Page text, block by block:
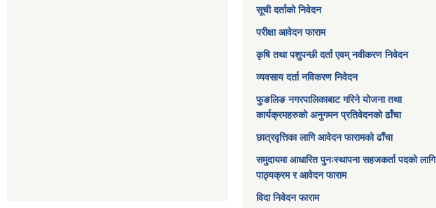
सूची दर्ताको निवेदन
परीक्षा आवेदन फाराम
कृषि तथा पशुपन्छी दर्ता एवम् नवीकरण निवेदन
व्यवसाय दर्ता नविकरण निवेदन
फुङलिङ नगरपालिकाबाट गरिने योजना तथा
कार्यक्रमहरुको अनुगमन प्रतिवेदनको ढाँचा
छात्रवृत्तिका लागि आवेदन फारामको ढाँचा
समुदायमा आधारित पुनःस्थापना सहजकर्ता पदको लागि
पाठ्यक्रम र आवेदन फाराम
विदा निवेदन फाराम